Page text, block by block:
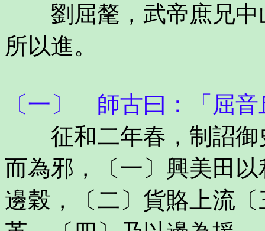
劉屈氂，武帝庶兄中
所以進。
〔一〕 師古曰：「屈
征和二年春，制詔御
而為邪，〔一〕興美田
邊穀，〔二〕貨賂上流